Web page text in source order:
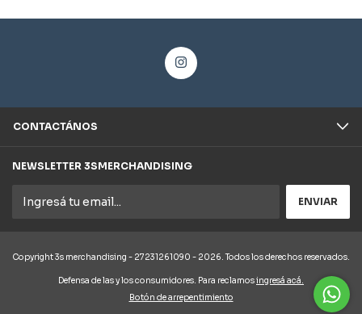
CONTACTÁNOS
NEWSLETTER 3SMERCHANDISING
Copyright 3s merchandising - 27231261090 - 2026. Todos los derechos reservados.
Defensa de las y los consumidores. Para reclamosingresá acá.
Botón de arrepentimiento